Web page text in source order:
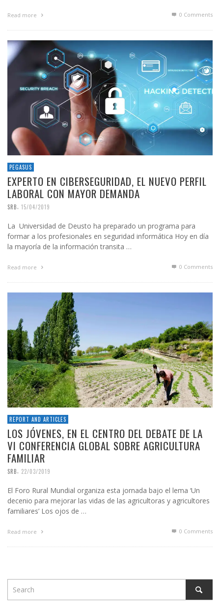
Read more 0 Comments
PEGASUS
EXPERTO EN CIBERSEGURIDAD, EL NUEVO PERFIL
LABORAL CON MAYOR DEMANDA
SRB, 15/04/2019
La Universidad de Deusto ha preparado un programa para
formar a los profesionales en seguridad informática Hoy en día
la mayoría de la información transita …
Read more 0 Comments
REPORT AND ARTICLES
LOS JÓVENES, EN EL CENTRO DEL DEBATE DE LA
VI CONFERENCIA GLOBAL SOBRE AGRICULTURA
FAMILIAR
SRB, 22/03/2019
El Foro Rural Mundial organiza esta jornada bajo el lema ‘Un
decenio para mejorar las vidas de las agricultoras y agricultores
familiares’ Los ojos de …
Read more 0 Comments